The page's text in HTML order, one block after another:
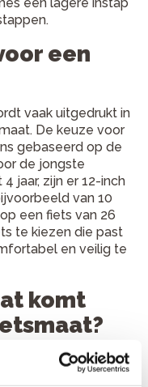
een
vaak uitgedrukt in
De keuze voor
gebaseerd op de
de jongste
jaar, zijn er 12-inch
van 10
een fiets van 26
te kiezen die past
en veilig te
komt
- 10443
- 11658 cm18